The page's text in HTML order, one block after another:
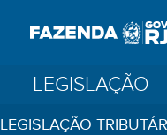
LEGISLAÇÃO
LEGISLAÇÃO